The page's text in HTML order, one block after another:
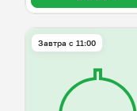
Завтра c 11:00